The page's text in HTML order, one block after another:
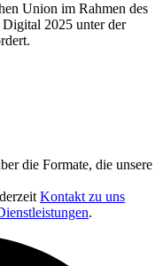
Union im Rahmen des
2025 unter der
die Formate, die unsere
Kontakt zu uns
.